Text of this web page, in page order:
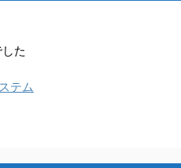
た
テム